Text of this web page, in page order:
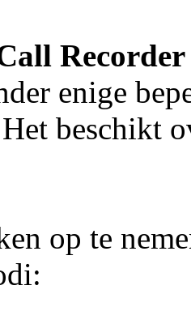
enige
beschikt
op te